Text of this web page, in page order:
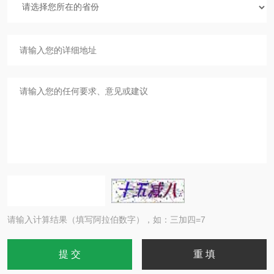
请输入计算结果（填写阿拉伯数字），如：三加四=7